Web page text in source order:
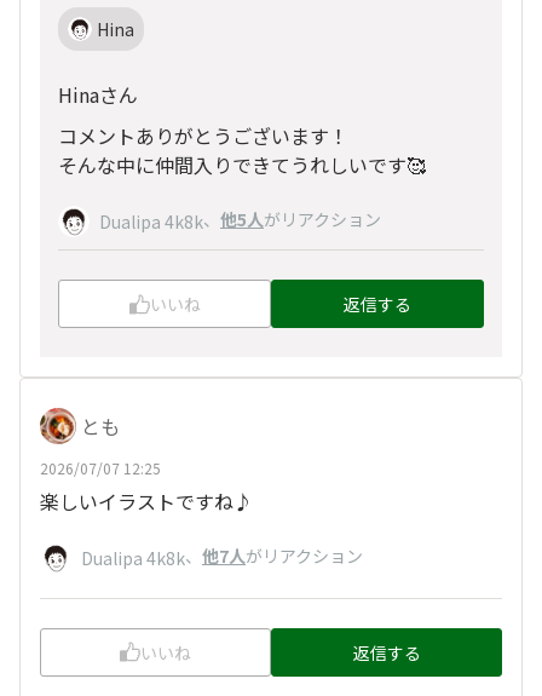
Hina
Hinaさん
コメントありがとうございます！
そんな中に仲間入りできてうれしいです🥰
Dualipa 4k8k、 他5人がリアクション
いいね 返信する
とも
2026/07/07 12:25
楽しいイラストですね♪
Dualipa 4k8k、 他7人がリアクション
いいね 返信する